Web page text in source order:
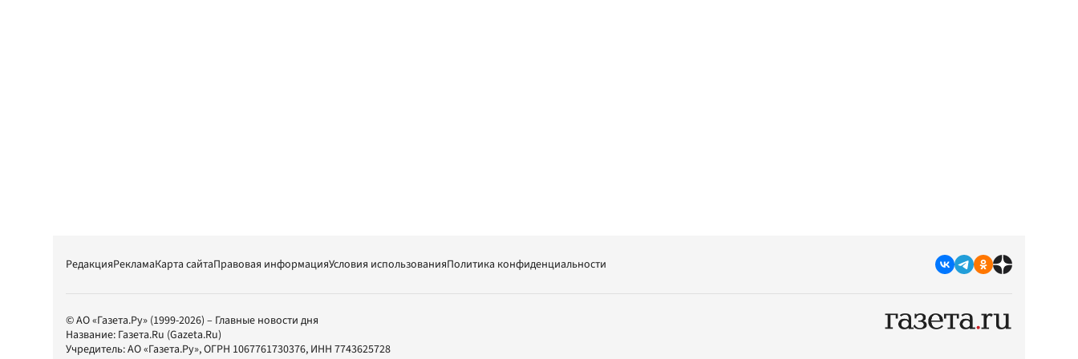
РедакцияРекламаКарта сайтаПравовая информацияУсловия использованияПолитика конфиденциальности
© АО «Газета.Ру» (1999-2026) – Главные новости дня
Название: Газета.Ru (Gazeta.Ru)
Учредитель:АО «Газета.Ру», ОГРН 1067761730376, ИНН 7743625728